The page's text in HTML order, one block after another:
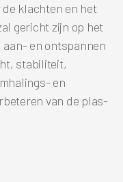
klachten en het
gericht zijn op het
aan- en ontspannen
stabiliteit,
en
van de plas-